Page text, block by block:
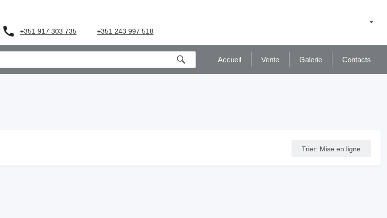
+351 917 303 735 +351 243 997 518
Accueil Vente Galerie Contacts
Trier: Mise en ligne